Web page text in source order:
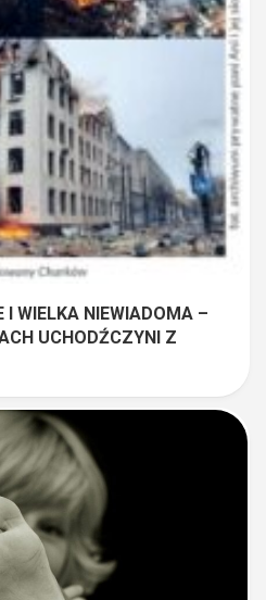
I WIELKA NIEWIADOMA –
UCHODŹCZYNI Z